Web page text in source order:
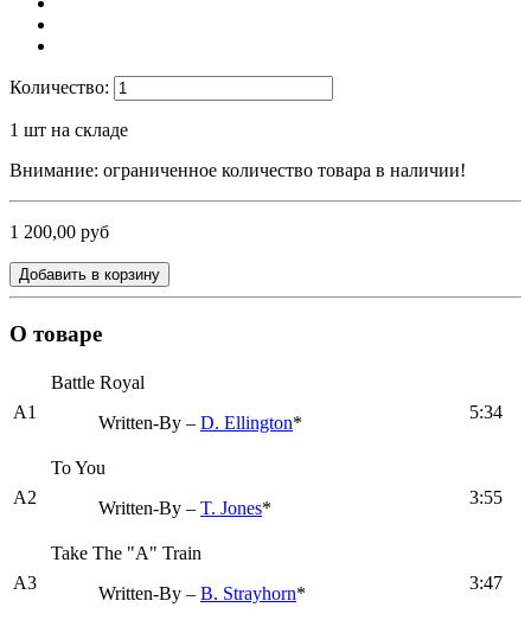
Количество:
1 шт на складе
Внимание: ограниченное количество товара в наличии!
1 200,00 руб
Добавить в корзину
О товаре
A1
Battle Royal
Written-By – D. Ellington*
5:34
A2
To You
Written-By – T. Jones*
3:55
A3
Take The "A" Train
Written-By – B. Strayhorn*
3:47